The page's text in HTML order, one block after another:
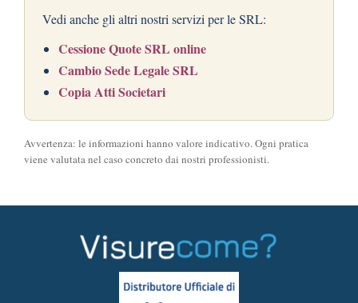
Vedi anche gli altri nostri servizi per le SRL:
Cessione Quote SRL online
Cambio Sede Legale SRL
Copia Atti Societari
Avvertenza: le informazioni hanno valore indicativo. Ogni pratica
viene valutata nel caso concreto dai nostri professionisti.